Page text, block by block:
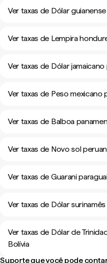
Ver taxas de Dólar
Ver taxas de Lempira
Ver taxas de Dólar
Ver taxas de Peso mexicano
Ver taxas de Balboa
Ver taxas de Novo sol
Ver taxas de Guarani
Ver taxas de Dólar
Ver taxas de Dólar de
Bolívia
Suporte que você pode